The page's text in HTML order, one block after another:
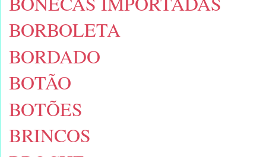
BORBOLETA
BORDADO
BOTÃO
BOTÕES
BRINCOS